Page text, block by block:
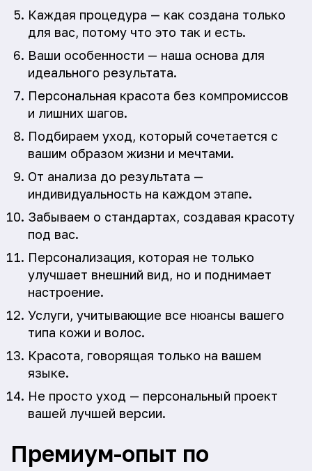
Каждая процедура — как создана только
для вас, потому что это так и есть.
Ваши особенности — наша основа для
идеального результата.
Персональная красота без компромиссов
и лишних шагов.
Подбираем уход, который сочетается с
вашим образом жизни и мечтами.
От анализа до результата —
индивидуальность на каждом этапе.
Забываем о стандартах, создавая красоту
под вас.
Персонализация, которая не только
улучшает внешний вид, но и поднимает
настроение.
Услуги, учитывающие все нюансы вашего
типа кожи и волос.
Красота, говорящая только на вашем
языке.
Не просто уход — персональный проект
вашей лучшей версии.
Премиум-опыт по